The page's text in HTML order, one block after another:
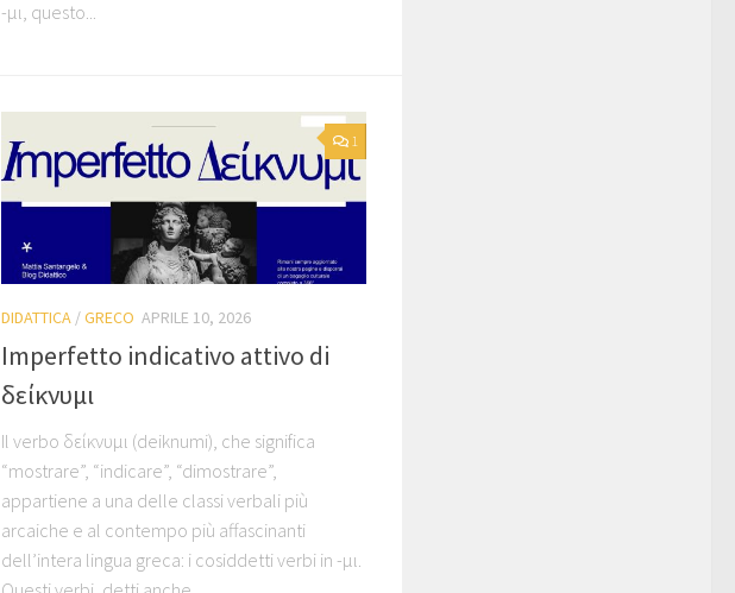
-μι, questo...
1
DIDATTICA /GRECO APRILE 10, 2026
Imperfetto indicativo attivo di
δείκνυμι
Il verbo δείκνυμι (deiknumi), che significa
“mostrare”, “indicare”, “dimostrare”,
appartiene a una delle classi verbali più
arcaiche e al contempo più affascinanti
dell’intera lingua greca: i cosiddetti verbi in -μι.